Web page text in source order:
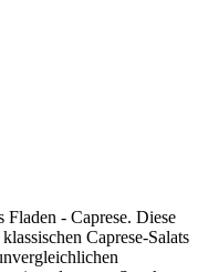
Fladen - Caprese. Diese
Caprese-Salats